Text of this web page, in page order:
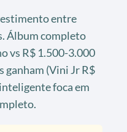
entre
Álbum completo
vs R$ 1.500-3.000
ganham (Vini Jr R$
foca em